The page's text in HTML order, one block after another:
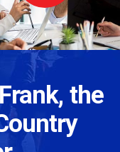
the